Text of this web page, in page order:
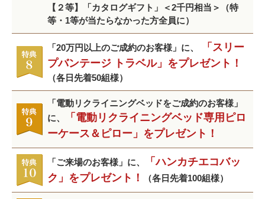
【２等】「カタログギフト」＜2千円相当＞（特
等・1等が当たらなかった方全員に）
「20万円以上のご成約のお客様」に、
「スリー
プバンテージ トラベル」をプレゼント！
（各日先着50組様）
「電動リクライニングベッドをご成約のお客様」
に、
「電動リクライニングベッド専用ピロ
ーケース＆ピロー」をプレゼント！
「ご来場のお客様」に、
「ハンカチエコバッ
ク」をプレゼント！
（各日先着100組様）